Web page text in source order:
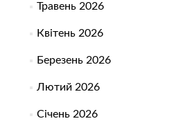
Травень 2026
Квітень 2026
Березень 2026
Лютий 2026
Січень 2026